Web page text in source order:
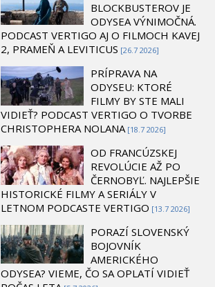
BLOCKBUSTEROV JE
ODYSEA VÝNIMOČNÁ.
PODCAST VERTIGO AJ O FILMOCH KAVEJ
2, PRAMEŇ A LEVITICUS [26.7 2026]
PRÍPRAVA NA
ODYSEU: KTORÉ
FILMY BY STE MALI
VIDIEŤ? PODCAST VERTIGO O TVORBE
CHRISTOPHERA NOLANA [18.7 2026]
OD FRANCÚZSKEJ
REVOLÚCIE AŽ PO
ČERNOBYĽ. NAJLEPŠIE
HISTORICKÉ FILMY A SERIÁLY V
LETNOM PODCASTE VERTIGO [13.7 2026]
PORAZÍ SLOVENSKÝ
BOJOVNÍK
AMERICKÉHO
ODYSEA? VIEME, ČO SA OPLATÍ VIDIEŤ